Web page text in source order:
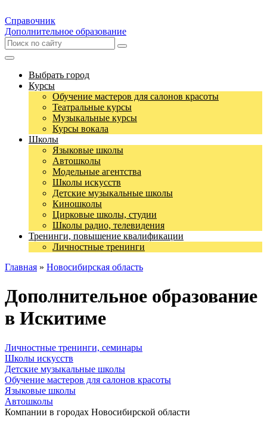
Справочник
Дополнительное образование
Выбрать город
Курсы
Обучение мастеров для салонов красоты
Театральные курсы
Музыкальные курсы
Курсы вокала
Школы
Языковые школы
Автошколы
Модельные агентства
Школы искусств
Детские музыкальные школы
Киношколы
Цирковые школы, студии
Школы радио, телевидения
Тренинги, повышение квалификации
Личностные тренинги
Главная » Новосибирская область
Дополнительное образование
в Искитиме
Личностные тренинги, семинары
Школы искусств
Детские музыкальные школы
Обучение мастеров для салонов красоты
Языковые школы
Автошколы
Компании в городах Новосибирской области